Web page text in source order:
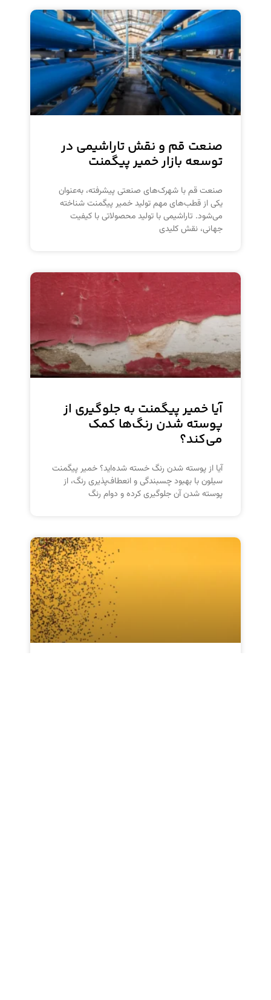
صنعت قم و نقش تاراشیمی در
توسعه بازار خمیر پیگمنت
صنعت قم با شهرک‌های صنعتی پیشرفته، به‌عنوان
یکی از قطب‌های مهم تولید خمیر پیگمنت شناخته
می‌شود. تاراشیمی با تولید محصولاتی با کیفیت
جهانی، نقش کلیدی
آیا خمیر پیگمنت به جلوگیری از
پوسته شدن رنگ‌ها کمک
می‌کند؟
آیا از پوسته شدن رنگ خسته شده‌اید؟ خمیر پیگمنت
سیلون با بهبود چسبندگی و انعطاف‌پذیری رنگ، از
پوسته شدن آن جلوگیری کرده و دوام رنگ